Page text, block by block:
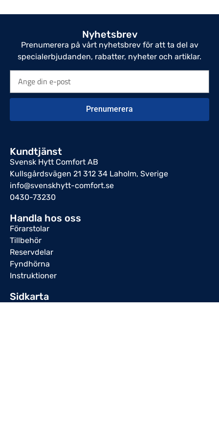
Nyhetsbrev
Prenumerera på vårt nyhetsbrev för att ta del av
specialerbjudanden, rabatter, nyheter och artiklar.
Prenumerera
Kundtjänst
Svensk Hytt Comfort AB
Kullsgårdsvägen 21 312 34 Laholm, Sverige
info@svenskhytt-comfort.se
0430-73230
Handla hos oss
Förarstolar
Tillbehör
Reservdelar
Fyndhörna
Instruktioner
Sidkarta